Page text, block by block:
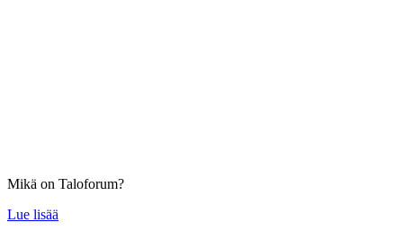
Mikä on Taloforum?
Lue lisää